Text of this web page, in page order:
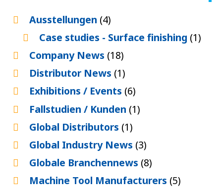
Ausstellungen (4)
Case studies - Surface finishing (1)
Company News (18)
Distributor News (1)
Exhibitions / Events (6)
Fallstudien / Kunden (1)
Global Distributors (1)
Global Industry News (3)
Globale Branchennews (8)
Machine Tool Manufacturers (5)